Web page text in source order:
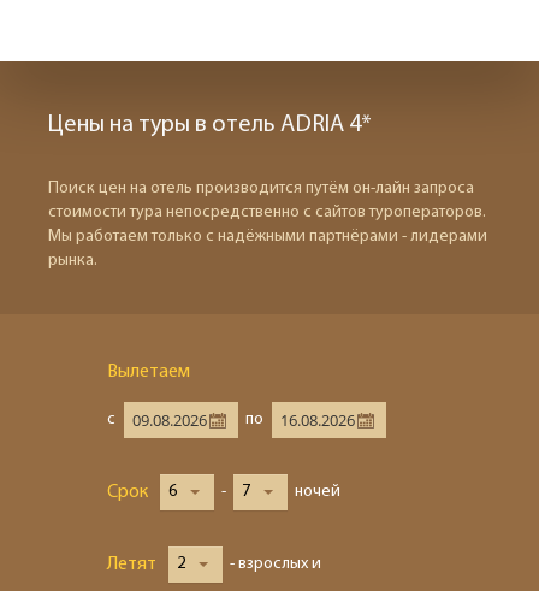
Цены на туры в отель ADRIA 4*
Поиск цен на отель производится путём он-лайн запроса
стоимости тура непосредственно с сайтов туроператоров.
Мы работаем только с надёжными партнёрами - лидерами
рынка.
Вылетаем
с по
Срок 6 - 7 ночей
Летят 2 - взрослых и